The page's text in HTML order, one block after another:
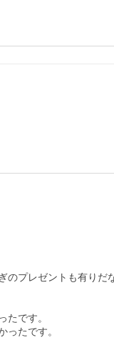
プレゼントも有り
です。
たです。